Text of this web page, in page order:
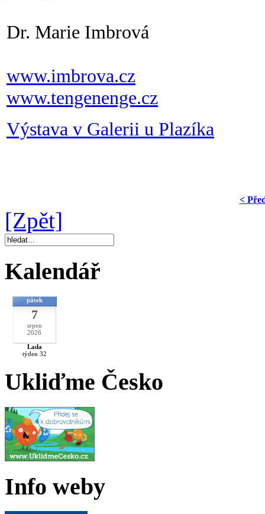
Dr. Marie Imbrová
www.imbrova.cz
www.tengenenge.cz
Výstava v Galerii u Plazíka
<
[Zpět]
Kalendář
pátek
7
srpen
2026
Lada
týden 32
Ukliďme Česko
Info weby